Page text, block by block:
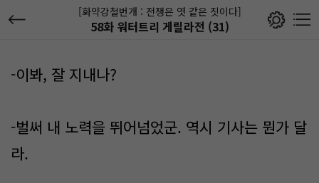
[화약강철번개 : 전쟁은 엿 같은 짓이다]
58화 워터트리 게릴라전 (31)
-이봐, 잘 지내나?
-벌써 내 노력을 뛰어넘었군. 역시 기사는 뭔가 달
라.